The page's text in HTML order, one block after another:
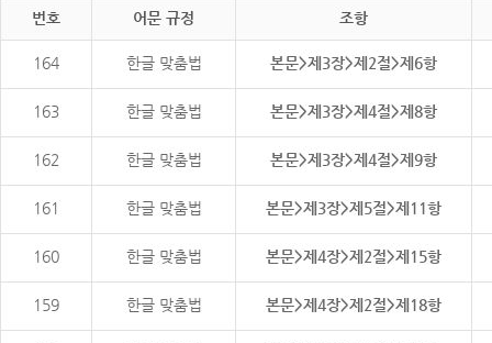
번호 어문 규정 조항
164 한글 맞춤법 본문>제3장>제2절>제6항
163 한글 맞춤법 본문>제3장>제4절>제8항
162 한글 맞춤법 본문>제3장>제4절>제9항
161 한글 맞춤법 본문>제3장>제5절>제11항
160 한글 맞춤법 본문>제4장>제2절>제15항
159 한글 맞춤법 본문>제4장>제2절>제18항